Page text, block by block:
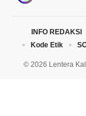
© 2026 Lentera
INFO REDAKSI
Kode Etik